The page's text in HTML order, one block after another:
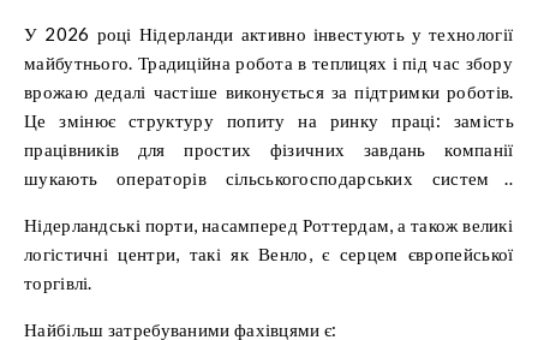
У 2026 році Нідерланди активно інвестують у технології
майбутнього. Традиційна робота в теплицях і під час збору
врожаю дедалі частіше виконується за підтримки роботів.
Це змінює структуру попиту на ринку праці: замість
працівників для простих фізичних завдань компанії
шукають операторів сільськогосподарських систем і
безперебійну роботу автоматизованого обладнання.
Нідерландські порти, насамперед Роттердам, а також великі
логістичні центри, такі як Венло, є серцем європейської
торгівлі.
Найбільш затребуваними фахівцями є: